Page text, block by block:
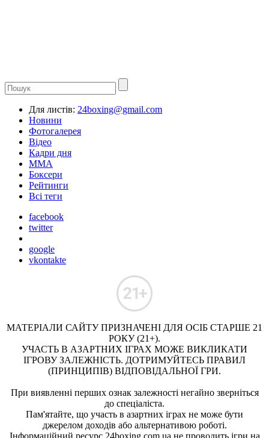
Для листів: 24boxing@gmail.com
Новини
Фотогалерея
Відео
Кадри дня
ММА
Боксери
Рейтинги
Всі теги
facebook
twitter
google
vkontakte
МАТЕРІАЛИ САЙТУ ПРИЗНАЧЕНІ ДЛЯ ОСІБ СТАРШЕ 21
РОКУ (21+).
УЧАСТЬ В АЗАРТНИХ ІГРАХ МОЖЕ ВИКЛИКАТИ
ІГРОВУ ЗАЛЕЖНІСТЬ. ДОТРИМУЙТЕСЬ ПРАВИЛ
(ПРИНЦИПІВ) ВІДПОВІДАЛЬНОЇ ГРИ.
При виявленні перших ознак залежності негайно зверніться
до спеціаліста.
Пам'ятайте, що участь в азартних іграх не може бути
джерелом доходів або альтернативою роботі.
Інформаційний ресурс 24boxing.com.ua не проводить ігри на